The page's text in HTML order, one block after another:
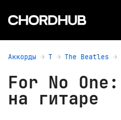
Аккорды T The Beatles
For No
на гитаре